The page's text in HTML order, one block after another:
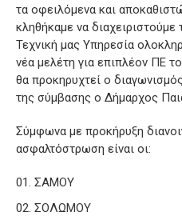
τα οφειλόμενα και
κληθήκαμε να διαχειριστούμε
Τεχνική μας Υπηρεσία
νέα μελέτη για επιπλέον ΠΕ
θα προκηρυχτεί ο
της σύμβασης ο Δήμαρχος
Σύμφωνα με προκήρυξη
ασφαλτόστρωση είναι οι:
ΣΑΜΟΥ
ΣΟΛΩΜΟΥ